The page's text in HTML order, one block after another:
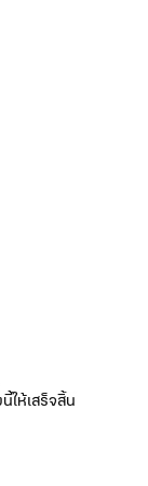
ให้เสร็จสิ้น